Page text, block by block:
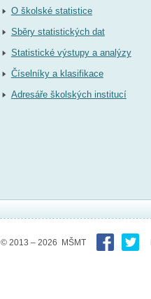
O školské statistice
Sběry statistických dat
Statistické výstupy a analýzy
Číselníky a klasifikace
Adresáře školských institucí
© 2013 – 2026 MŠMT